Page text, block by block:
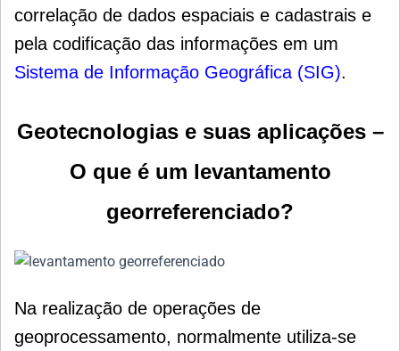
correlação de dados espaciais e cadastrais e
pela codificação das informações em um
Sistema de Informação Geográfica (SIG).
Geotecnologias e suas aplicações –
O que é um levantamento
georreferenciado?
Na realização de operações de
geoprocessamento, normalmente utiliza-se